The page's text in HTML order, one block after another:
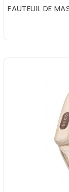
FAUTEUIL DE